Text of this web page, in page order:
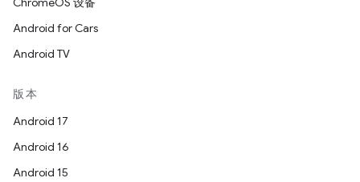
Android for Cars
Android TV
版本
Android 17
Android 16
Android 15